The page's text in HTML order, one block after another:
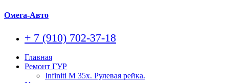
Омега-Авто
+ 7 (910) 702-37-18
Главная
Ремонт ГУР
Infiniti M 35x. Рулевая рейка.